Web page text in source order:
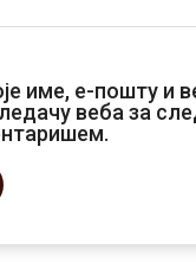
име, е-пошту и
веба за